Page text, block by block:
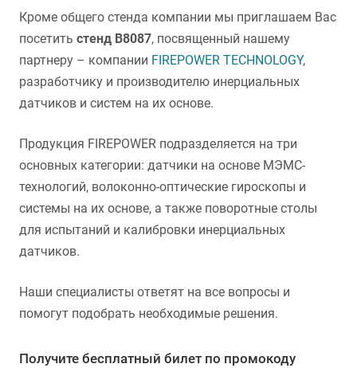
Кроме общего стенда компании мы приглашаем Вас
посетить стенд B8087, посвященный нашему
партнеру – компании FIREPOWER TECHNOLOGY,
разработчику и производителю инерциальных
датчиков и систем на их основе.
Продукция FIREPOWER подразделяется на три
основных категории: датчики на основе МЭМС-
технологий, волоконно-оптические гироскопы и
системы на их основе, а также поворотные столы
для испытаний и калибровки инерциальных
датчиков.
Наши специалисты ответят на все вопросы и
помогут подобрать необходимые решения.
Получите бесплатный билет по промокоду